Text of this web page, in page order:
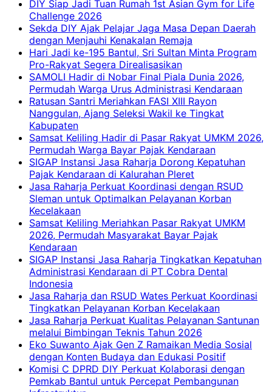
DIY Siap Jadi Tuan Rumah 1st Asian Gym for Life
Challenge 2026
Sekda DIY Ajak Pelajar Jaga Masa Depan Daerah
dengan Menjauhi Kenakalan Remaja
Hari Jadi ke-195 Bantul, Sri Sultan Minta Program
Pro-Rakyat Segera Direalisasikan
SAMOLI Hadir di Nobar Final Piala Dunia 2026,
Permudah Warga Urus Administrasi Kendaraan
Ratusan Santri Meriahkan FASI XIII Rayon
Nanggulan, Ajang Seleksi Wakil ke Tingkat
Kabupaten
Samsat Keliling Hadir di Pasar Rakyat UMKM 2026,
Permudah Warga Bayar Pajak Kendaraan
SIGAP Instansi Jasa Raharja Dorong Kepatuhan
Pajak Kendaraan di Kalurahan Pleret
Jasa Raharja Perkuat Koordinasi dengan RSUD
Sleman untuk Optimalkan Pelayanan Korban
Kecelakaan
Samsat Keliling Meriahkan Pasar Rakyat UMKM
2026, Permudah Masyarakat Bayar Pajak
Kendaraan
SIGAP Instansi Jasa Raharja Tingkatkan Kepatuhan
Administrasi Kendaraan di PT Cobra Dental
Indonesia
Jasa Raharja dan RSUD Wates Perkuat Koordinasi
Tingkatkan Pelayanan Korban Kecelakaan
Jasa Raharja Perkuat Kualitas Pelayanan Santunan
melalui Bimbingan Teknis Tahun 2026
Eko Suwanto Ajak Gen Z Ramaikan Media Sosial
dengan Konten Budaya dan Edukasi Positif
Komisi C DPRD DIY Perkuat Kolaborasi dengan
Pemkab Bantul untuk Percepat Pembangunan